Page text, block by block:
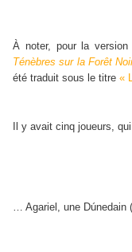
À noter, pour la
Ténèbres sur la Forêt
été traduit sous le titre «
Il y avait cinq joueurs,
… Agariel, une Dúnedain